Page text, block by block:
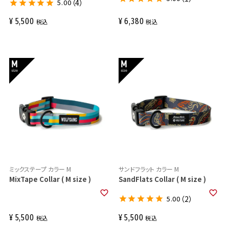
¥ 5,500 税込
5.00 （4）
¥ 6,380 税込
ミックステープ カラー M
MixTape Collar ( M size )
¥ 5,500 税込
サンドフラット カラー M
SandFlats Collar ( M size )
¥ 5,500 税込
5.00 （2）